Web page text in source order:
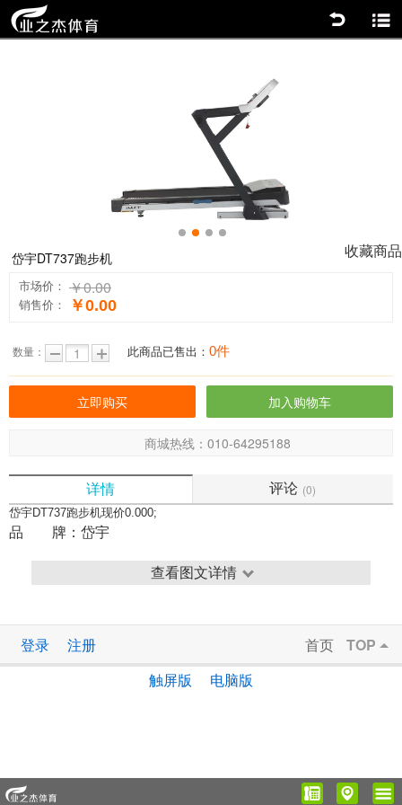
2 3
收藏商品
岱宇DT737跑步机
市场价： ￥0.00
销售价： ￥0.00
数量： 此商品已售出： 0件
商城热线：010-64295188
详情 评论 (0)
岱宇DT737跑步机现价0.000;
品 牌： 岱宇
查看图文详情
登录 注册 首页
TOP
触屏版
电脑版